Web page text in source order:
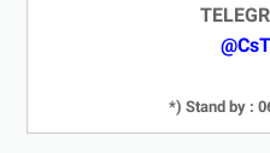
*) Stand by :